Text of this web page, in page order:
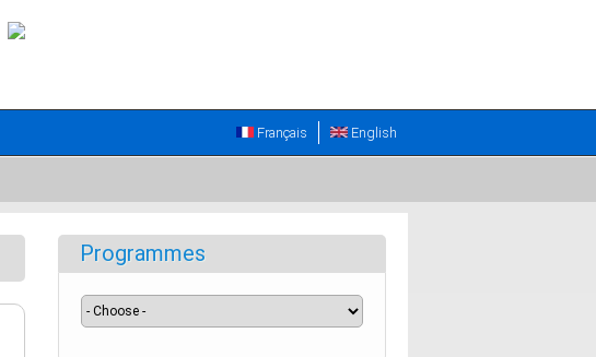
English
Français
Programmes